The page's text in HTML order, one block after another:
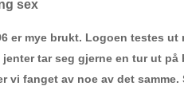
sex
er mye brukt. Logoen testes
tar seg gjerne en tur ut
vi fanget av noe av det